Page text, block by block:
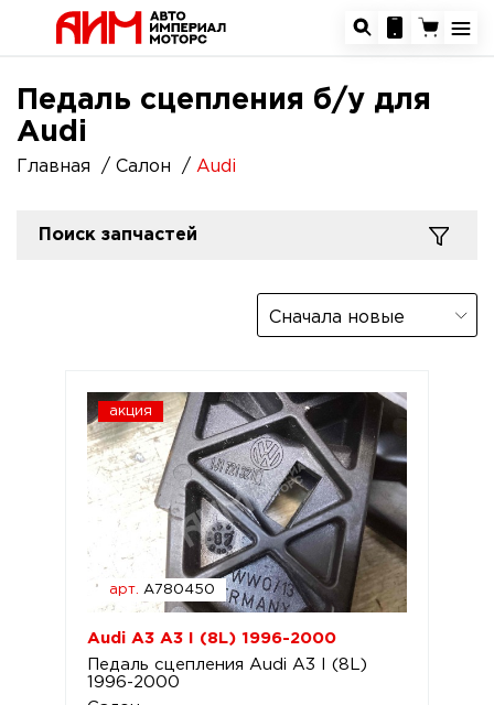
Педаль сцепления б/у для
Audi
Главная Салон Audi
Поиск запчастей
Сначала новые
акция
арт. A780450
Audi A3 A3 I (8L) 1996-2000
Педаль сцепления Audi A3 I (8L)
1996-2000